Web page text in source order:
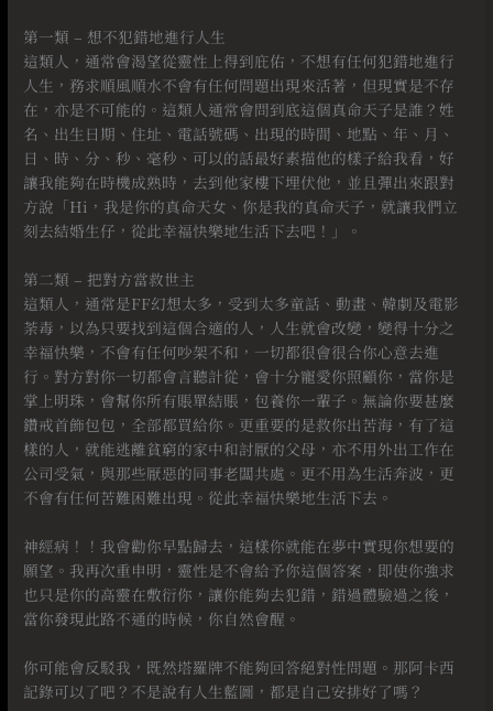
第一類 – 想不犯錯地進行人生
這類人，通常會渴望從靈性上得到庇佑，不想有任何犯錯地進行
人生，務求順風順水不會有任何問題出現來活著，但現實是不存
在，亦是不可能的。這類人通常會問到底這個真命天子是誰？姓
名、出生日期、住址、電話號碼、出現的時間、地點、年、月、
日、時、分、秒、毫秒、可以的話最好素描他的樣子給我看，好
讓我能夠在時機成熟時，去到他家樓下埋伏他，並且彈出來跟對
方說「Hi，我是你的真命天女、你是我的真命天子，就讓我們立
刻去結婚生仔，從此幸福快樂地生活下去吧！」。
第二類 – 把對方當救世主
這類人，通常是FF幻想太多，受到太多童話、動畫、韓劇及電影
荼毒，以為只要找到這個合適的人，人生就會改變，變得十分之
幸福快樂，不會有任何吵架不和，一切都很會很合你心意去進
行。對方對你一切都會言聽計從，會十分寵愛你照顧你，當你是
掌上明珠，會幫你所有賬單結賬，包養你一輩子。無論你要甚麼
鑽戒首飾包包，全部都買給你。更重要的是救你出苦海，有了這
樣的人，就能逃離貧窮的家中和討厭的父母，亦不用外出工作在
公司受氣，與那些厭惡的同事老闆共處。更不用為生活奔波，更
不會有任何苦難困難出現。從此幸福快樂地生活下去。
神經病！！我會勸你早點歸去，這樣你就能在夢中實現你想要的
願望。我再次重申明，靈性是不會給予你這個答案，即使你強求
也只是你的高靈在敷衍你，讓你能夠去犯錯，錯過體驗過之後，
當你發現此路不通的時候，你自然會醒。
你可能會反駁我，既然塔羅牌不能夠回答絕對性問題。那阿卡西
記錄可以了吧？不是說有人生藍圖，都是自己安排好了嗎？